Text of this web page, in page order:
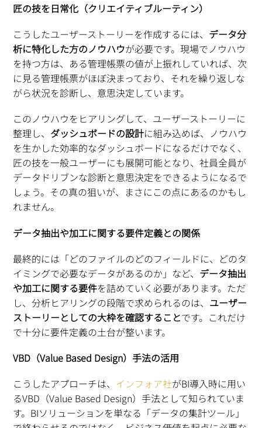
匠の技を日常化（クリエイティブルーティン）
こうしたユーザーストーリーを作成するには、 データ分
析に特化した方のノウハウが必要です。現場でノウハウ
を持つ方は、ある管理帳票の値が上振れしていれば、次
に見る管理帳票がほぼ決まっており、それを繰り返しな
がら状況を診断し、意思決定しています。
このノウハウをヒアリングして、ユーザーストーリーに
整理し、 ダッシュボードの設計に組み込めば、ノウハウ
を生かした効率的なダッシュボードになるだけでなく、
匠の技を一般ユーザーにも展開可能となり、社員全員が
データドリブンな診断と意思決定をできるようになるで
しょう。その真の狙いが、まさにこの点にあるのかもし
れません。
データ抽出や加工に関する要件定義との関係
最終的には「どのファイルのどのフィールドに、どのタ
イミングで必要なデータがあるのか」など、 データ抽出
や加工に関する要件を詰めていく必要があります。ただ
し、分析ヒアリングの段階で求められるのは、 ユーザー
ストーリーとしての大枠を確認することです。これだけ
で十分に要件定義の土台が整います。
VBD（Value Based Design）手法の活用
こうしたアプローチは、 インフォア社がBI導入時に用い
るVBD（Value Based Design）手法として知られていま
す。BIソリューションを単なる「データの集計ツール」